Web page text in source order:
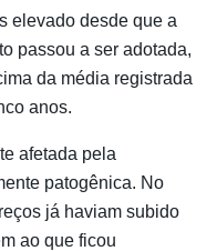
elevado desde que a
passou a ser adotada,
da média registrada
anos.
afetada pela
patogênica. No
já haviam subido
ao que ficou